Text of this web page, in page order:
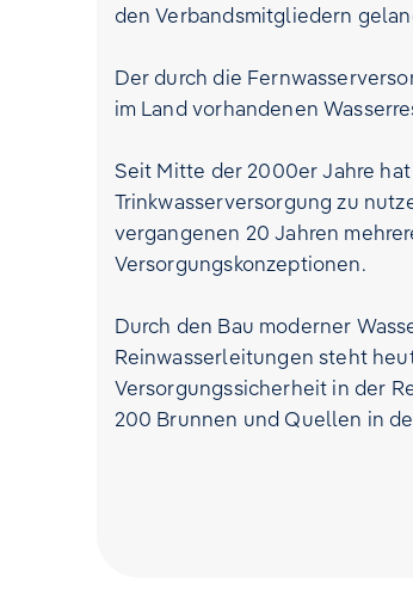
den Verbandsmitgliedern
Der durch die
im Land vorhandenen
Seit Mitte der 2000er Jahre
Trinkwasserversorgung zu
vergangenen 20 Jahren
Versorgungskonzeptionen.
Durch den Bau moderner
Reinwasserleitungen steht
Versorgungssicherheit in der
200 Brunnen und Quellen in